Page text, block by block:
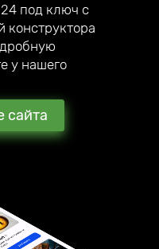
под ключ с
конструктора
у нашего
сайта